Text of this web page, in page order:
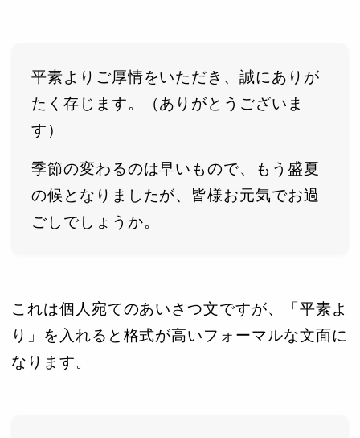
平素よりご厚情をいただき、誠にありが
たく存じます。（ありがとうございま
す）
季節の変わるのは早いもので、もう盛夏
の候となりましたが、皆様お元気でお過
ごしでしょうか。
これは個人宛てのあいさつ文ですが、「平素よ
り」を入れると格式が高いフォーマルな文面に
なります。